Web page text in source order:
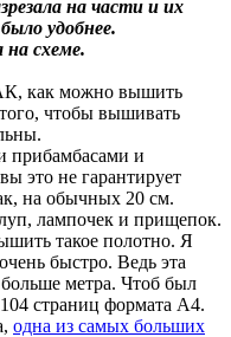
на части и их
удобнее.
схеме.
как можно вышить
чтобы вышивать
прибамбасами и
это не гарантирует
на обычных 20 см.
лампочек и прищепок.
такое полотно. Я
быстро. Ведь эта
метра. Чтоб был
страниц формата А4.
одна из самых больших